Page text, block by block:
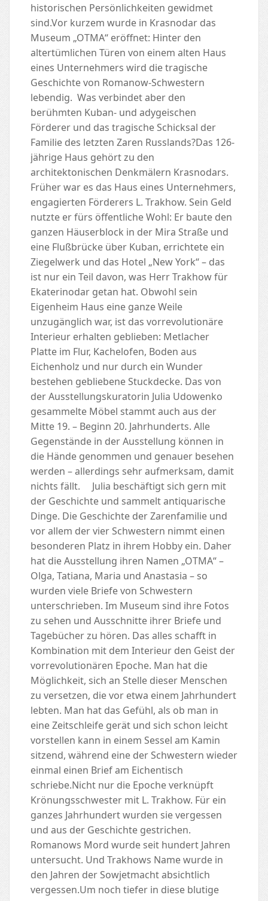
historischen Persönlichkeiten gewidmet
sind.Vor kurzem wurde in Krasnodar das
Museum „OTMA“ eröffnet: Hinter den
altertümlichen Türen von einem alten Haus
eines Unternehmers wird die tragische
Geschichte von Romanow-Schwestern
lebendig. Was verbindet aber den
berühmten Kuban- und adygeischen
Förderer und das tragische Schicksal der
Familie des letzten Zaren Russlands?Das 126-
jährige Haus gehört zu den
architektonischen Denkmälern Krasnodars.
Früher war es das Haus eines Unternehmers,
engagierten Förderers L. Trakhow. Sein Geld
nutzte er fürs öffentliche Wohl: Er baute den
ganzen Häuserblock in der Mira Straße und
eine Flußbrücke über Kuban, errichtete ein
Ziegelwerk und das Hotel „New York“ – das
ist nur ein Teil davon, was Herr Trakhow für
Ekaterinodar getan hat. Obwohl sein
Eigenheim Haus eine ganze Weile
unzugänglich war, ist das vorrevolutionäre
Interieur erhalten geblieben: Metlacher
Platte im Flur, Kachelofen, Boden aus
Eichenholz und nur durch ein Wunder
bestehen gebliebene Stuckdecke. Das von
der Ausstellungskuratorin Julia Udowenko
gesammelte Möbel stammt auch aus der
Mitte 19. – Beginn 20. Jahrhunderts. Alle
Gegenstände in der Ausstellung können in
die Hände genommen und genauer besehen
werden – allerdings sehr aufmerksam, damit
nichts fällt. Julia beschäftigt sich gern mit
der Geschichte und sammelt antiquarische
Dinge. Die Geschichte der Zarenfamilie und
vor allem der vier Schwestern nimmt einen
besonderen Platz in ihrem Hobby ein. Daher
hat die Ausstellung ihren Namen „OTMA“ –
Olga, Tatiana, Maria und Anastasia – so
wurden viele Briefe von Schwestern
unterschrieben. Im Museum sind ihre Fotos
zu sehen und Ausschnitte ihrer Briefe und
Tagebücher zu hören. Das alles schafft in
Kombination mit dem Interieur den Geist der
vorrevolutionären Epoche. Man hat die
Möglichkeit, sich an Stelle dieser Menschen
zu versetzen, die vor etwa einem Jahrhundert
lebten. Man hat das Gefühl, als ob man in
eine Zeitschleife gerät und sich schon leicht
vorstellen kann in einem Sessel am Kamin
sitzend, während eine der Schwestern wieder
einmal einen Brief am Eichentisch
schriebe.Nicht nur die Epoche verknüpft
Krönungsschwester mit L. Trakhow. Für ein
ganzes Jahrhundert wurden sie vergessen
und aus der Geschichte gestrichen.
Romanows Mord wurde seit hundert Jahren
untersucht. Und Trakhows Name wurde in
den Jahren der Sowjetmacht absichtlich
vergessen.Um noch tiefer in diese blutige